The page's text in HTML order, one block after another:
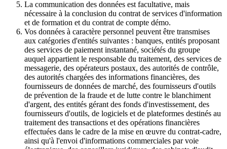
La communication des données est facultative, mais
nécessaire à la conclusion du contrat de services d'information
et de formation et du contrat de compte démo.
Vos données à caractère personnel peuvent être transmises
aux catégories d'entités suivantes : banques, entités proposant
des services de paiement instantané, sociétés du groupe
auquel appartient le responsable du traitement, des services de
messagerie, des opérateurs postaux, des autorités de contrôle,
des autorités chargées des informations financières, des
fournisseurs de données de marché, des fournisseurs d'outils
de prévention de la fraude et de lutte contre le blanchiment
d'argent, des entités gérant des fonds d'investissement, des
fournisseurs d'outils, de logiciels et de plateformes destinés au
traitement des transactions et des opérations financières
effectuées dans le cadre de la mise en œuvre du contrat-cadre,
ainsi qu'à l'envoi d'informations commerciales par voie